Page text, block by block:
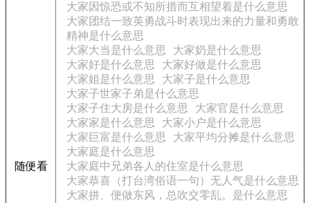
随便看
大家因惊恐或不知所措而互相望着是什么意思
大家团结一致英勇战斗时表现出来的力量和勇敢
精神是什么意思
大家大当是什么意思
大家奶是什么意思
大家好是什么意思
大家好做是什么意思
大家姐是什么意思
大家子是什么意思
大家子世家子弟是什么意思
大家子住大房是什么意思
大家官是什么意思
大家家是什么意思
大家小户是什么意思
大家巨富是什么意思
大家平均分摊是什么意思
大家庭是什么意思
大家庭中兄弟各人的住室是什么意思
大家恭喜（打台湾俗语一句）无人气是什么意思
大家拼、便做东风，总吹交零乱。是什么意思